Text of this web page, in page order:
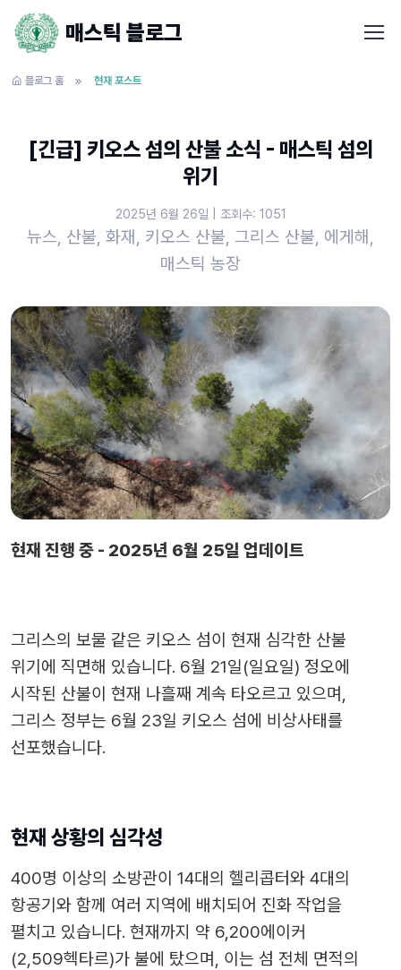
매스틱 블로그
블로그 홈 현재 포스트
[긴급] 키오스 섬의 산불 소식 - 매스틱 섬의
위기
2025년 6월 26일 | 조회수: 1051
뉴스, 산불, 화재, 키오스 산불, 그리스 산불, 에게해,
매스틱 농장
현재 진행 중 - 2025년 6월 25일 업데이트
그리스의 보물 같은 키오스 섬이 현재 심각한 산불
위기에 직면해 있습니다. 6월 21일(일요일) 정오에
시작된 산불이 현재 나흘째 계속 타오르고 있으며,
그리스 정부는 6월 23일 키오스 섬에 비상사태를
선포했습니다.
현재 상황의 심각성
400명 이상의 소방관이 14대의 헬리콥터와 4대의
항공기와 함께 여러 지역에 배치되어 진화 작업을
펼치고 있습니다. 현재까지 약 6,200에이커
(2,509헥타르)가 불에 탔으며, 이는 섬 전체 면적의